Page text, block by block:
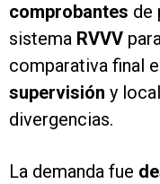
comprobantes de
sistema RVVV
comparativa final
supervisión y
divergencias.
La demanda fue